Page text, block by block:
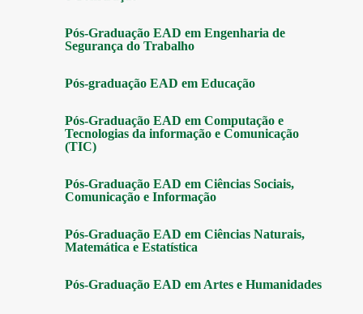
Pós-Graduação EAD em Engenharia de
Segurança do Trabalho
Pós-graduação EAD em Educação
Pós-Graduação EAD em Computação e
Tecnologias da informação e Comunicação
(TIC)
Pós-Graduação EAD em Ciências Sociais,
Comunicação e Informação
Pós-Graduação EAD em Ciências Naturais,
Matemática e Estatística
Pós-Graduação EAD em Artes e Humanidades